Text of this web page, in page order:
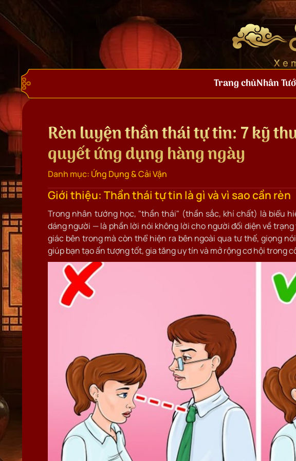
Trang chủNhân
Rèn luyện thần thái tự tin: 7 kỹ
quyết ứng dụng hàng ngày
Danh mục: Ứng Dụng & Cải Vận
Giới thiệu: Thần thái tự tin là gì và vì sao cần rèn
Trong nhân tướng học, "thần thái" (thần sắc, khí chất) là biểu
dáng người — là phần lời nói không lời cho người đối diện về
giác bên trong mà còn thể hiện ra bên ngoài qua tư thế, giọng
giúp bạn tạo ấn tượng tốt, gia tăng uy tín và mở rộng cơ hội trong